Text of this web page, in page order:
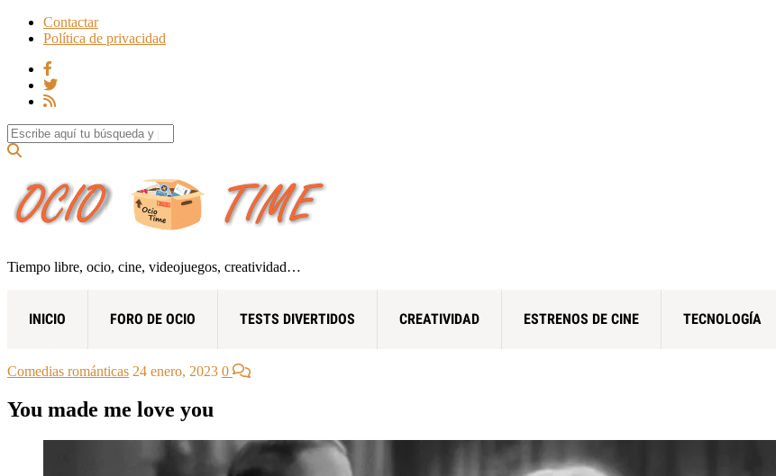
Contactar
Política de privacidad
Search for:
Tiempo libre, ocio, cine, videojuegos, creatividad…
INICIO FORO DE OCIO TESTS DIVERTIDOS CREATIVIDAD ESTRENOS DE CINE TECNOLOGÍA
Comedias románticas 24 enero, 2023 0
You made me love you